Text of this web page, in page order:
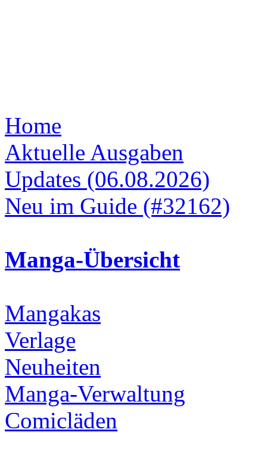
Home
Aktuelle Ausgaben
Updates (06.08.2026)
Neu im Guide (#32162)
Manga-Übersicht
Mangakas
Verlage
Neuheiten
Manga-Verwaltung
Comicläden